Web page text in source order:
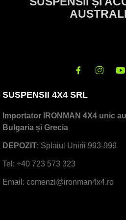
SUSPENSII 4X4 SRL
Importator IRONMAN 4X4 unic
Bulgaria și Grecia
DEPOZIT: Splaiul Unirii 993-999
Tel: +40 723 573 323
Email: comenzi@ironman4x4.ro